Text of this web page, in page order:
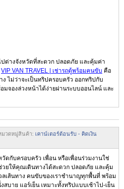
ต่างจังหวัดที่สะดวก ปลอดภัย และคุ้มค่า
VIP VAN TRAVEL | เช่ารถตู้พร้อมคนขับ คือ
ไม่ว่าจะเป็นทริปครอบครัว ออกทริปกับ
มจองล่วงหน้าได้ง่ายผ่านระบบออนไลน์ และ
มวดหมู่สินค้า: เคาน์เตอร์ต้อนรับ - คิดเงิน
ดกับครอบครัว เพื่อน หรือเพื่อนร่วมงานใช่
วยให้คุณเดินทางได้สะดวก ปลอดภัย และคุ้ม
ลเส้นทาง คนขับของเราชำนาญทุกพื้นที่ พร้อม
สบาย แอร์เย็น เหมาะทั้งทริปแบบเช้าไป-เย็น